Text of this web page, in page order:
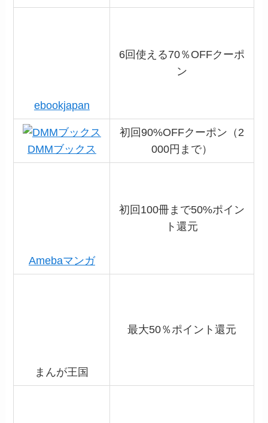
6回使える70％OFFクーポ
初回90%OFFクーポン（2
000円まで）
Amebaマンガ
まんが王国
最大50％ポイント還元
コミック.jp
月額会員で1200P
新規会員登録で50％OFF
R